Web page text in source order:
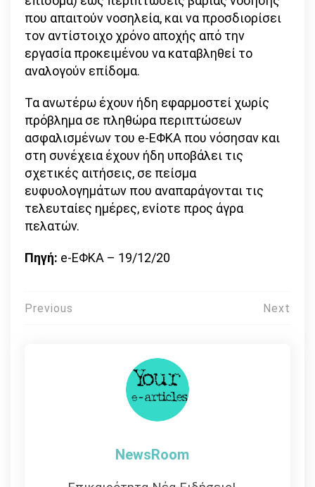
που απαιτούν νοσηλεία, και να προσδιορίσει
τον αντίστοιχο χρόνο αποχής από την
εργασία προκειμένου να καταβληθεί το
αναλογούν επίδομα.
Τα ανωτέρω έχουν ήδη εφαρμοστεί χωρίς
πρόβλημα σε πληθώρα περιπτώσεων
ασφαλισμένων του e-ΕΦΚΑ που νόσησαν και
στη συνέχεια έχουν ήδη υποβάλει τις
σχετικές αιτήσεις, σε πείσμα
ευφυολογημάτων που αναπαράγονται τις
τελευταίες ημέρες, ενίοτε προς άγρα
πελατών.
Πηγή: e-ΕΦΚΑ – 19/12/20
Πλοήγηση
Previous Next
NewsRoom